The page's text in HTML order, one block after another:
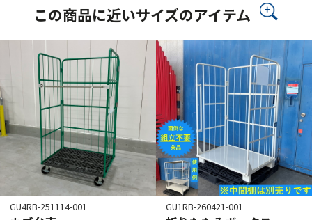
この商品に近いサイズのアイテム
GU4RB-251114-001 GU1RB-260421-001